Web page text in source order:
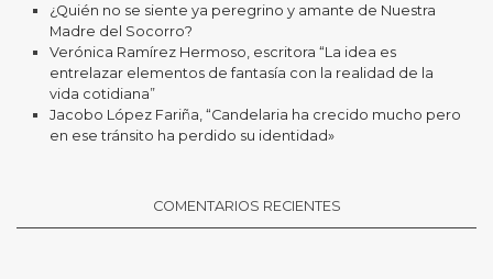
¿Quién no se siente ya peregrino y amante de Nuestra
Madre del Socorro?
Verónica Ramírez Hermoso, escritora “La idea es
entrelazar elementos de fantasía con la realidad de la
vida cotidiana”
Jacobo López Fariña, “Candelaria ha crecido mucho pero
en ese tránsito ha perdido su identidad»
COMENTARIOS RECIENTES